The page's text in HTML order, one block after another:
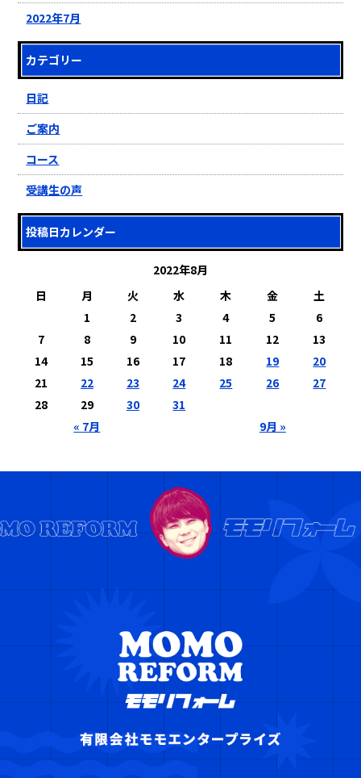
2022年7月
カテゴリー
日記
ご案内
コース
受講生の声
投稿日カレンダー
2022年8月
日
月 火 水 木 金 土
« 7月 9月 »
1 2 3 4 5
6
7
8 9 10 11 12
13
14
15 16 17 18 19
20
21
22 23 24 25 26
27
28
29 30 31